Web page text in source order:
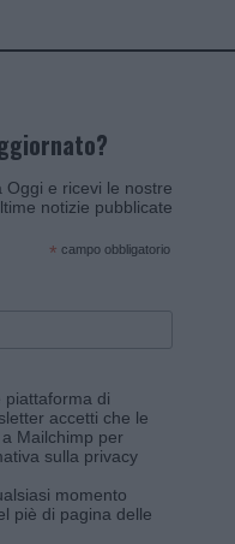
Oggi e ricevi le nostre
notizie pubblicate
* campo obbligatorio
piattaforma di
accetti che le
Mailchimp per
sulla privacy
momento
piè di pagina delle